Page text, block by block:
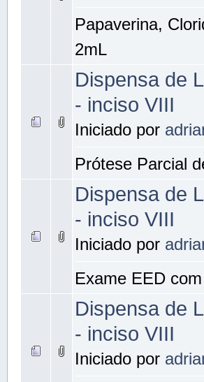
Papaverina,
2mL
Dispensa de
- inciso VIII
Iniciado por
Prótese Parcial
Dispensa de
- inciso VIII
Iniciado por
Exame EED
Dispensa de
- inciso VIII
Iniciado por